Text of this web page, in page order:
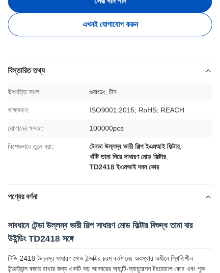
এখনই যোগাযোগ করুন
বিস্তারিত তথ্য
উৎপত্তি স্থল: গুয়াংডং, চীন
সাক্ষ্যদান: ISO9001:2015; RoHS; REACH
যোগানের ক্ষমতা: 100000pcs
বিশেষভাবে তুলে ধরা: টেনডা উল্লম্ব ভারী শিল্প ইএমআই ফিল্টার
খাঁটি তামা দিয়ে সাধারণ মোড ফিল্টার
TD2418 ইএমআই দমন কোর
পণ্যের বর্ণনা
সাবধানে টেন্ডা উল্লম্ব ভারী শিল্প সাধারণ মোড ফিল্টার বিশুদ্ধ তামা বার
উইন্ডিং TD2418 সঙ্গে
টিডি 2418 উল্লম্ব সাধারণ মোড ইন্ডাক্টর চরম বর্তমানের অবস্থার অধীনে স্থিতিশীল
ইন্ডাক্ট্যান্স বজায় রাখার জন্য একটি বড় আকারের অ্যান্টি-স্যাচুরেশন টরয়েডাল কোর এবং পুরু